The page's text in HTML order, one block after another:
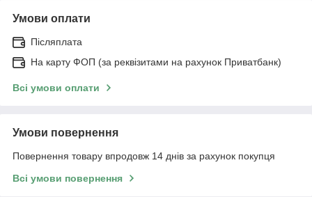
Умови оплати
Післяплата
На карту ФОП (за реквізитами на рахунок Приватбанк)
Всі умови оплати
Умови повернення
Повернення товару впродовж 14 днів за рахунок покупця
Всі умови повернення